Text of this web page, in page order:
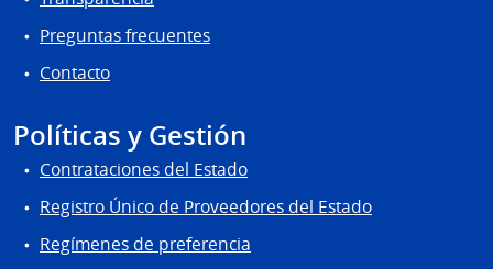
Preguntas frecuentes
Contacto
Políticas y Gestión
Contrataciones del Estado
Registro Único de Proveedores del Estado
Regímenes de preferencia